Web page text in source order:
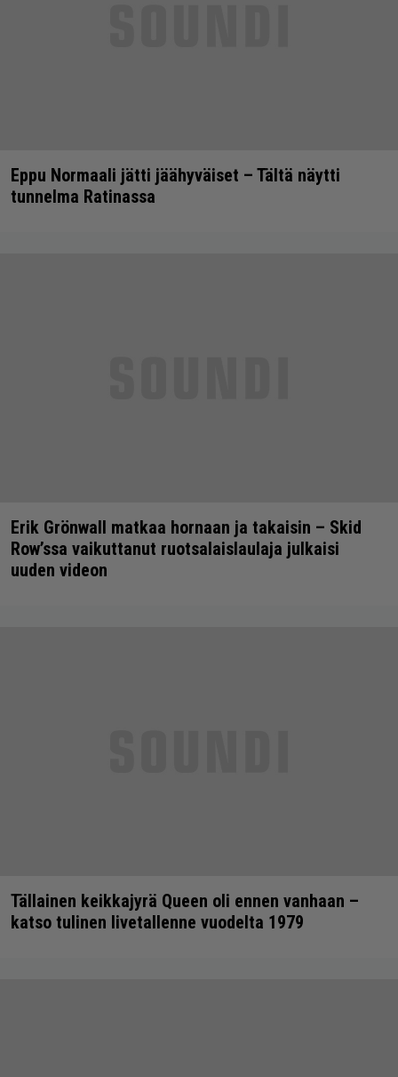
Eppu Normaali jätti jäähyväiset – Tältä näytti
tunnelma Ratinassa
Erik Grönwall matkaa hornaan ja takaisin – Skid
Row’ssa vaikuttanut ruotsalaislaulaja julkaisi
uuden videon
Tällainen keikkajyrä Queen oli ennen vanhaan –
katso tulinen livetallenne vuodelta 1979